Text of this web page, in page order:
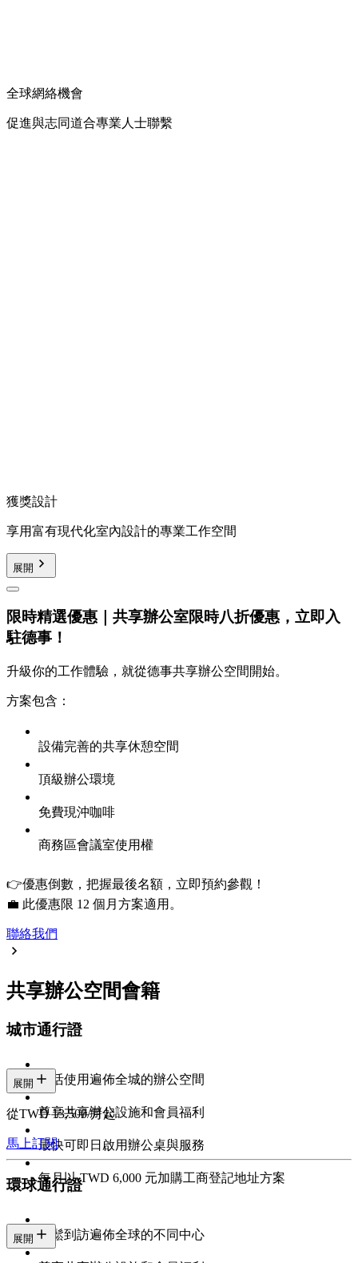
全球網絡機會
促進與志同道合專業人士聯繫
獲獎設計
享用富有現代化室內設計的專業工作空間
展開
限時精選優惠｜共享辦公室限時八折優惠，立即入
駐德事！
升級你的工作體驗，就從德事共享辦公空間開始。
方案包含：
設備完善的共享休憩空間
頂級辦公環境
免費現沖咖啡
商務區會議室使用權
👉優惠倒數，把握最後名額，立即預約參觀！
💼 此優惠限 12 個月方案適用。
聯絡我們
共享辦公空間會籍
城市通行證
靈活使用遍佈全城的辦公空間
尊享共享辦公設施和會員福利
最快可即日啟用辦公桌與服務
每月以 TWD 6,000 元加購工商登記地址方案
展開
從TWD 13,500/月起
馬上訂閱
環球通行證
輕鬆到訪遍佈全球的不同中心
展開